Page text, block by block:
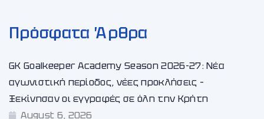
Πρόσφατα Άρθρα
GK Goalkeeper Academy Season 2026-27: Νέα
αγωνιστική περίοδος, νέες προκλήσεις –
Ξεκίνησαν οι εγγραφές σε όλη την Κρήτη
August 6, 2026